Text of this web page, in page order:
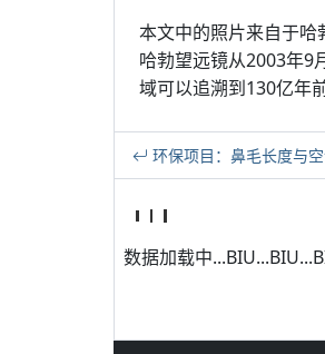
本文中的照片来自于
哈勃望远镜从2003年9
域可以追溯到130亿年
环保项目：鼻毛长度与
数据加载中